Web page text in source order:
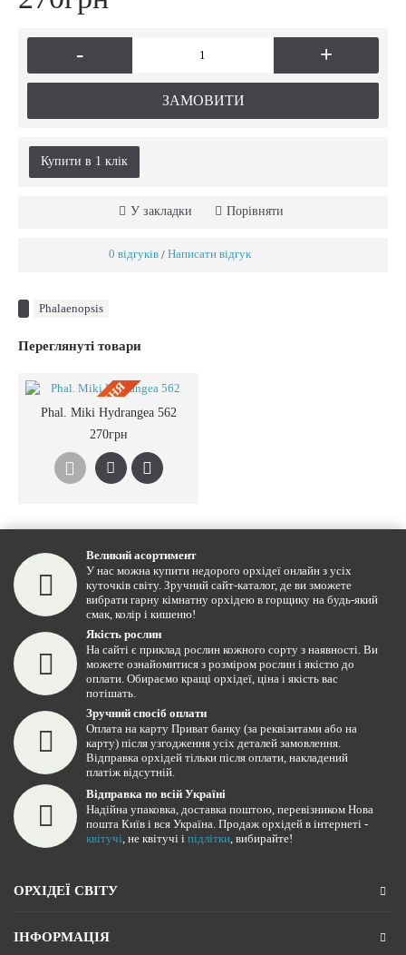
- +
ЗАМОВИТИ
Купити в 1 клiк
У закладки Порівняти
0 відгуків / Написати відгук
Phalaenopsis
Переглянуті товари
ПIД ЗАМОВЛЕННЯ
Phal. Miki Hydrangea 562
270грн
Великий асортимент
У нас можна купити недорого орхідеї онлайн з усіх
куточків світу. Зручний сайт-каталог, де ви зможете
вибрати гарну кімнатну орхідею в горщику на будь-який
смак, колір і кишеню!
Якість рослин
На сайті є приклад рослин кожного сорту з наявності. Ви
можете ознайомитися з розміром рослин і якістю до
оплати. Обираємо кращі орхідеї, ціна і якість вас
потішать.
Зручний спосіб оплати
Оплата на карту Приват банку (за реквізитами або на
карту) після узгодження усіх деталей замовлення.
Відправка орхідей тільки після оплати, накладений
платіж відсутній.
Відправка по всій Україні
Надійна упаковка, доставка поштою, перевізником Нова
пошта Київ і вся Україна. Продаж орхідей в інтернеті -
квітучі, не квітучі і підлітки, вибирайте!
ОРХІДЕЇ СВІТУ
ІНФОРМАЦІЯ